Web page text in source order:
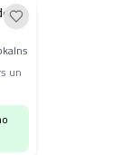
un